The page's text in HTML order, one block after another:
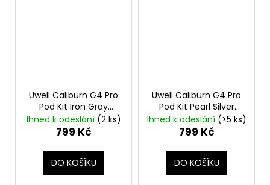
Uwell Caliburn G4 Pro
Pod Kit Iron Gray
Elektronická cigareta
1300mAh
Ihned k odeslání (2 ks)
799 Kč
DO KOŠÍKU
Uwell Caliburn G4 Pro
Pod Kit Pearl Silver
Elektronická cigareta
1300mAh
Ihned k odeslání (>5 ks)
799 Kč
DO KOŠÍKU